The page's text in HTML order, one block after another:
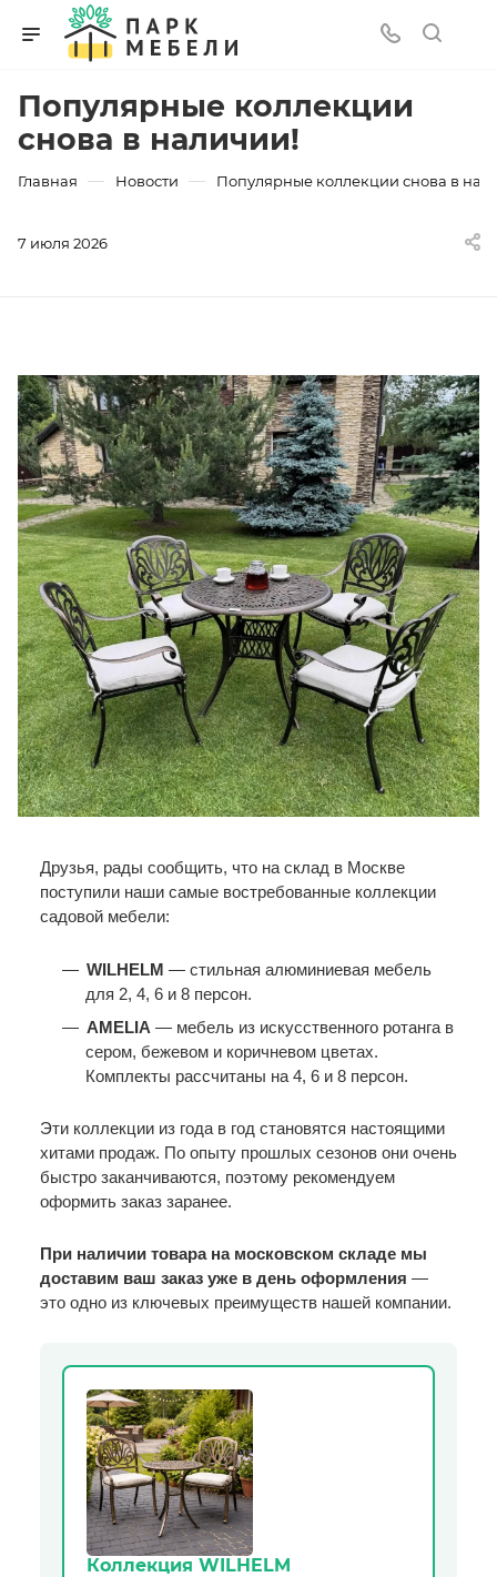
Популярные коллекции
снова в наличии!
Главная — Новости — Популярные коллекции снова в
7 июля 2026
Друзья, рады сообщить, что на склад в Москве
поступили наши самые востребованные коллекции
садовой мебели:
WILHELM — стильная алюминиевая мебель
для 2, 4, 6 и 8 персон.
AMELIA — мебель из искусственного ротанга в
сером, бежевом и коричневом цветах.
Комплекты рассчитаны на 4, 6 и 8 персон.
Эти коллекции из года в год становятся настоящими
хитами продаж. По опыту прошлых сезонов они очень
быстро заканчиваются, поэтому рекомендуем
оформить заказ заранее.
При наличии товара на московском складе мы
доставим ваш заказ уже в день оформления —
это одно из ключевых преимуществ нашей компании.
Коллекция WILHELM